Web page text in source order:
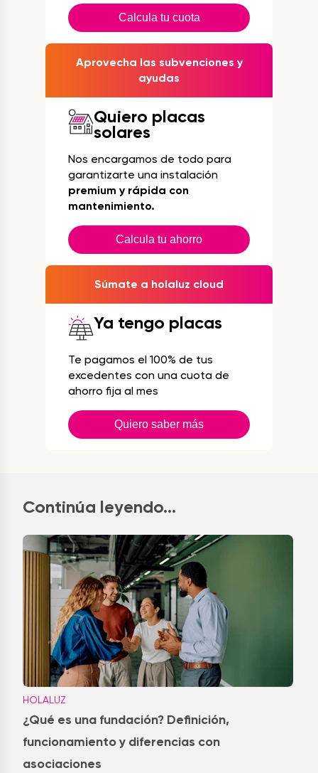
Calcula tu cuota
Aprovecha las subvenciones y
ayudas
Quiero placas
solares
Nos encargamos de todo para
garantizarte una instalación
premium y rápida con
mantenimiento.
Calcula tu ahorro
Súmate a holaluz cloud
Ya tengo placas
Te pagamos el 100% de tus
excedentes con una cuota de
ahorro fija al mes
Quiero saber más
Continúa leyendo...
HOLALUZ
¿Qué es una fundación? Definición,
funcionamiento y diferencias con
asociaciones